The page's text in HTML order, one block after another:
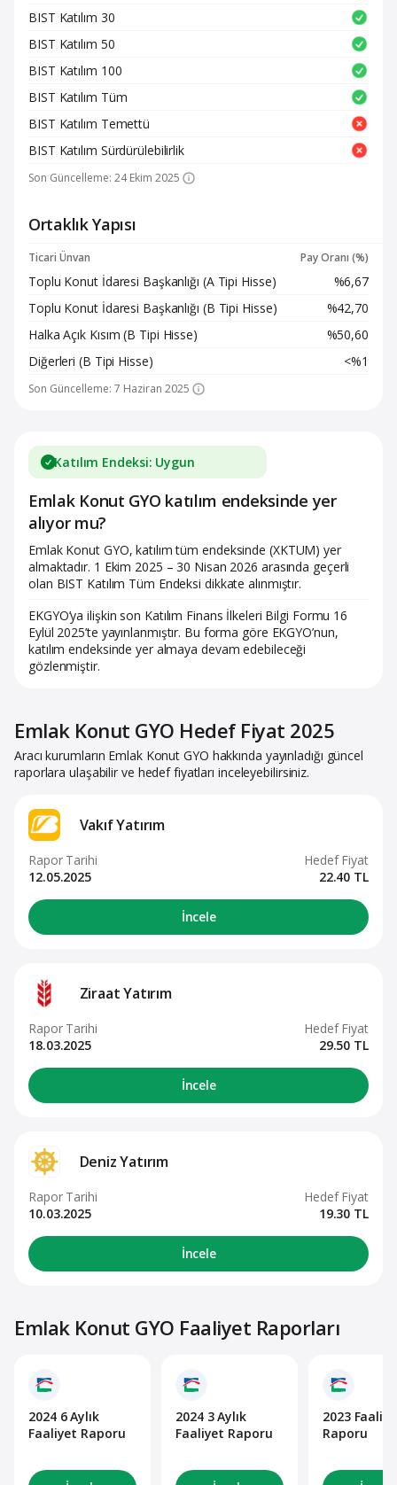
BIST Katılım 30
BIST Katılım 50
BIST Katılım 100
BIST Katılım Tüm
BIST Katılım Temettü
BIST Katılım Sürdürülebilirlik
Son Güncelleme: 24 Ekim 2025
Ortaklık Yapısı
Ticari Ünvan Pay Oranı (%)
Toplu Konut İdaresi Başkanlığı (A Tipi Hisse)
%6,67
Toplu Konut İdaresi Başkanlığı (B Tipi Hisse)
%42,70
Halka Açık Kısım (B Tipi Hisse)
%50,60
Diğerleri (B Tipi Hisse)
<%1
Son Güncelleme: 7 Haziran 2025
Katılım Endeksi: Uygun
Emlak Konut GYO katılım endeksinde yer
alıyor mu?
Emlak Konut GYO, katılım tüm endeksinde (XKTUM) yer
almaktadır. 1 Ekim 2025 – 30 Nisan 2026 arasında geçerli
olan BIST Katılım Tüm Endeksi dikkate alınmıştır.
EKGYO’ya ilişkin son Katılım Finans İlkeleri Bilgi Formu 16
Eylül 2025’te yayınlanmıştır. Bu forma göre EKGYO’nun,
katılım endeksinde yer almaya devam edebileceği
gözlenmiştir.
Emlak Konut GYO Hedef Fiyat 2025
Aracı kurumların Emlak Konut GYO hakkında yayınladığı güncel
raporlara ulaşabilir ve hedef fiyatları inceleyebilirsiniz.
Vakıf Yatırım
Rapor Tarihi
12.05.2025
Hedef Fiyat
22.40 TL
İncele
Ziraat Yatırım
Rapor Tarihi
18.03.2025
Hedef Fiyat
29.50 TL
İncele
Deniz Yatırım
Rapor Tarihi
10.03.2025
Hedef Fiyat
19.30 TL
İncele
Emlak Konut GYO Faaliyet Raporları
2024 6 Aylık
Faaliyet Raporu
2024 3 Aylık
Faaliyet Raporu
2023
Raporu